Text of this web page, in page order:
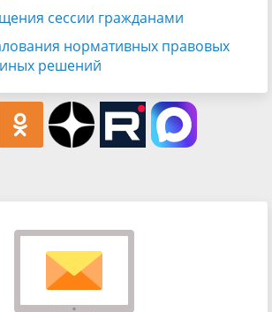
сессии гражданами
нормативных правовых
решений